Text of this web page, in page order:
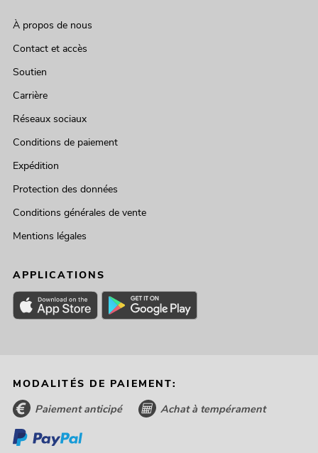
À propos de nous
Contact et accès
Soutien
Carrière
Réseaux sociaux
Conditions de paiement
Expédition
Protection des données
Conditions générales de vente
Mentions légales
APPLICATIONS
MODALITÉS DE PAIEMENT:
Paiement anticipé Achat à tempérament